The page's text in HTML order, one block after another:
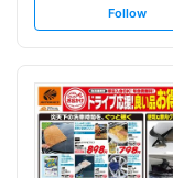
s
t
l
o
w
Follow